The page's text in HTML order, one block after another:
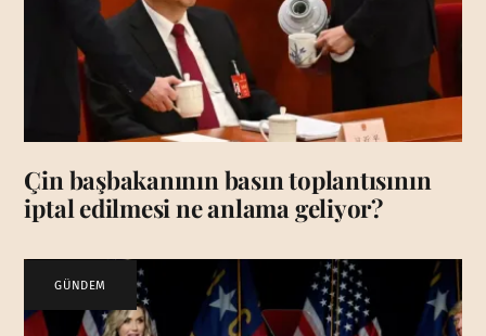
Çin başbakanının basın toplantısının
iptal edilmesi ne anlama geliyor?
GÜNDEM